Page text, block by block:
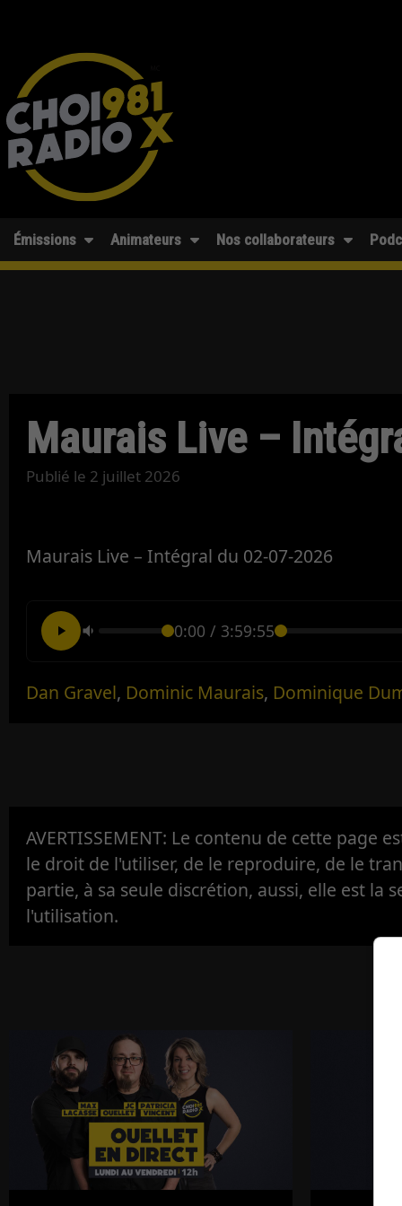
Émissions Animateurs Nos collaborateurs
Maurais Live –
Publié le 2 juillet 2026
Maurais Live – Intégral du 02-07-2026
0:00 / 3:59:55
Dan Gravel, Dominic Maurais, Dominique
AVERTISSEMENT: Le contenu de cette page
le droit de l'utiliser, de le reproduire, de le
partie, à sa seule discrétion, aussi, elle est la
l'utilisation.